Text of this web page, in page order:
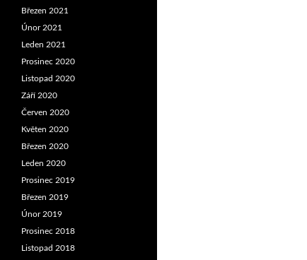
Březen 2021
Únor 2021
Leden 2021
Prosinec 2020
Listopad 2020
Září 2020
Červen 2020
Květen 2020
Březen 2020
Leden 2020
Prosinec 2019
Březen 2019
Únor 2019
Prosinec 2018
Listopad 2018